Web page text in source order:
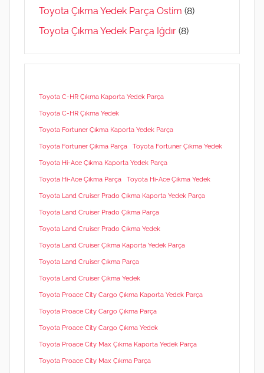
Toyota Çıkma Yedek Parça Ostim (8)
Toyota Çıkma Yedek Parça Iğdır (8)
Toyota C-HR Çıkma Kaporta Yedek Parça
Toyota C-HR Çıkma Yedek
Toyota Fortuner Çıkma Kaporta Yedek Parça
Toyota Fortuner Çıkma Parça Toyota Fortuner Çıkma Yedek
Toyota Hi-Ace Çıkma Kaporta Yedek Parça
Toyota Hi-Ace Çıkma Parça Toyota Hi-Ace Çıkma Yedek
Toyota Land Cruiser Prado Çıkma Kaporta Yedek Parça
Toyota Land Cruiser Prado Çıkma Parça
Toyota Land Cruiser Prado Çıkma Yedek
Toyota Land Cruiser Çıkma Kaporta Yedek Parça
Toyota Land Cruiser Çıkma Parça
Toyota Land Cruiser Çıkma Yedek
Toyota Proace City Cargo Çıkma Kaporta Yedek Parça
Toyota Proace City Cargo Çıkma Parça
Toyota Proace City Cargo Çıkma Yedek
Toyota Proace City Max Çıkma Kaporta Yedek Parça
Toyota Proace City Max Çıkma Parça